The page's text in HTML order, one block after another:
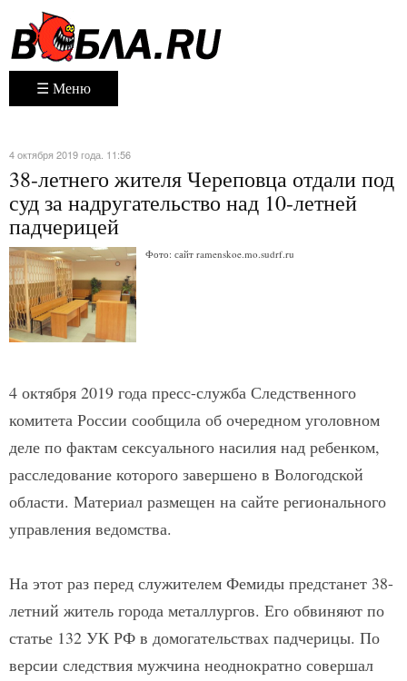
☰ Меню
4 октября 2019 года. 11:56
38-летнего жителя Череповца отдали под
суд за надругательство над 10-летней
падчерицей
Фото: сайт ramenskoe.mo.sudrf.ru
4 октября 2019 года пресс-служба Следственного
комитета России сообщила об очередном уголовном
деле по фактам сексуального насилия над ребенком,
расследование которого завершено в Вологодской
области. Материал размещен на сайте регионального
управления ведомства.
На этот раз перед служителем Фемиды предстанет 38-
летний житель города металлургов. Его обвиняют по
статье 132 УК РФ в домогательствах падчерицы. По
версии следствия мужчина неоднократно совершал